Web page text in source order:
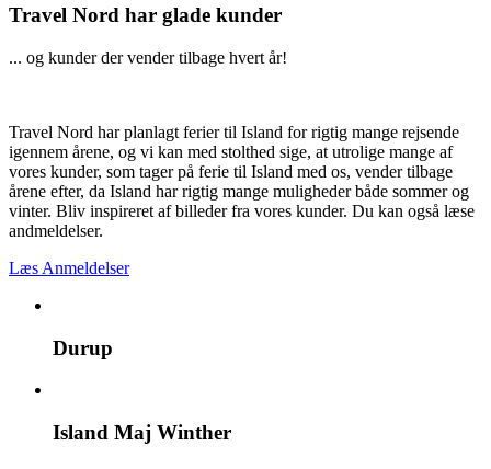
Travel Nord har glade kunder
... og kunder der vender tilbage hvert år!
Travel Nord har planlagt ferier til Island for rigtig mange rejsende
igennem årene, og vi kan med stolthed sige, at utrolige mange af
vores kunder, som tager på ferie til Island med os, vender tilbage
årene efter, da Island har rigtig mange muligheder både sommer og
vinter. Bliv inspireret af billeder fra vores kunder. Du kan også læse
andmeldelser.
Læs Anmeldelser
Durup
Island Maj Winther